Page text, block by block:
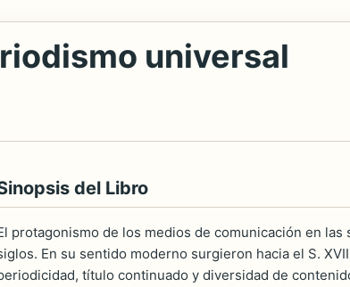
universal
del Libro
protagonismo de los medios de comunicación en
En su sentido moderno surgieron hacia el S.
título continuado y diversidad de